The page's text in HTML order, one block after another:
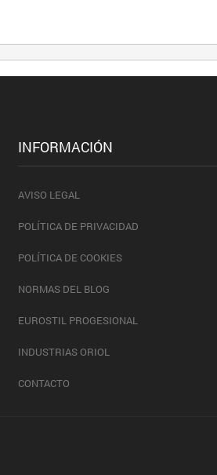
INFORMACIÓN
AVISO LEGAL
POLÍTICA DE PRIVACIDAD
POLÍTICA DE COOKIES
NORMAS DEL BLOG
EUROSTIL PROGESIONAL
INDUSTRIAS ORIOL
CONTACTO